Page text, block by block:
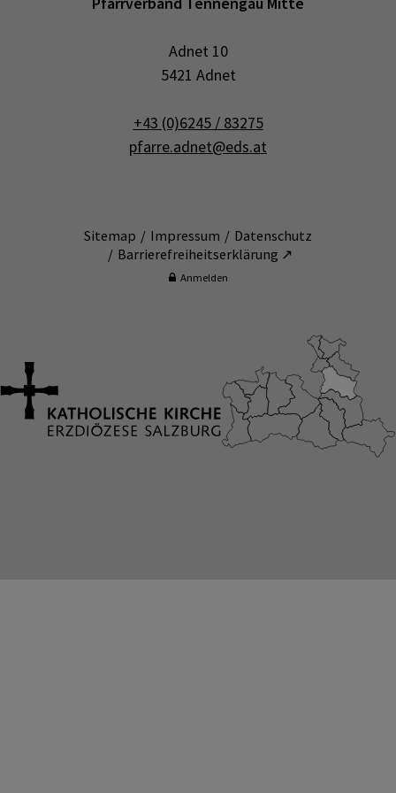
Adnet 10
5421 Adnet
+43 (0)6245 / 83275
pfarre.adnet@eds.at
Sitemap Impressum
Datenschutz
Barrierefreiheitserklärung ↗
Anmelden